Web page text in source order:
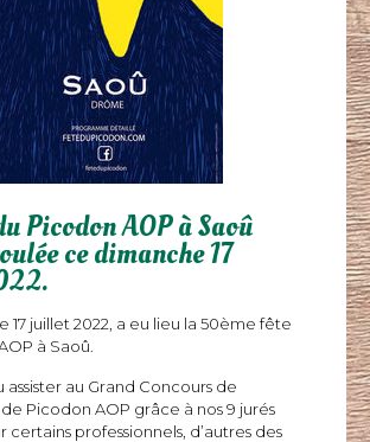
PicodonAOPàSaoû
ce dimanche 17
17 juillet 2022, a eu lieu la50ème fête
à Saoû
assister au Grand Concours de
PicodonAOP grâce à nos 9 jurés
certains professionnels, d’autres des